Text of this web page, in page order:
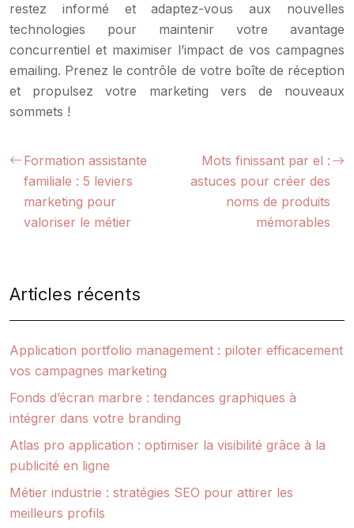
restez informé et adaptez-vous aux nouvelles
technologies pour maintenir votre avantage
concurrentiel et maximiser l’impact de vos campagnes
emailing. Prenez le contrôle de votre boîte de réception
et propulsez votre marketing vers de nouveaux
sommets !
Formation assistante
familiale : 5 leviers
marketing pour
valoriser le métier
Mots finissant par el :
astuces pour créer des
noms de produits
mémorables
Articles récents
Application portfolio management : piloter efficacement
vos campagnes marketing
Fonds d’écran marbre : tendances graphiques à
intégrer dans votre branding
Atlas pro application : optimiser la visibilité grâce à la
publicité en ligne
Métier industrie : stratégies SEO pour attirer les
meilleurs profils